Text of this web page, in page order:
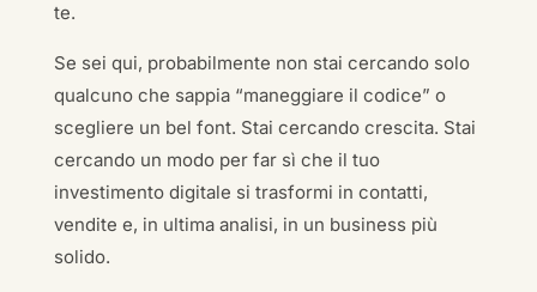
te.
Se sei qui, probabilmente non stai cercando solo
qualcuno che sappia “maneggiare il codice” o
scegliere un bel font. Stai cercando crescita. Stai
cercando un modo per far sì che il tuo
investimento digitale si trasformi in contatti,
vendite e, in ultima analisi, in un business più
solido.